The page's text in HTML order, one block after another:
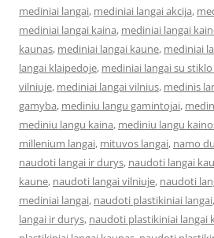
mediniai langai, mediniai langai akcija,
mediniai langai kaina, mediniai langai
kaunas, mediniai langai kaune, mediniai
langai klaipedoje, mediniai langai su
vilniuje, mediniai langai vilnius, medinis
gamyba, mediniu langu gamintojai,
mediniu langu kaina, mediniu langu
millenium langai, mituvos langai, namo
naudoti langai ir durys, naudoti langai
kaune, naudoti langai vilniuje, naudoti
mediniai langai, naudoti plastikiniai langai,
langai ir durys, naudoti plastikiniai langai